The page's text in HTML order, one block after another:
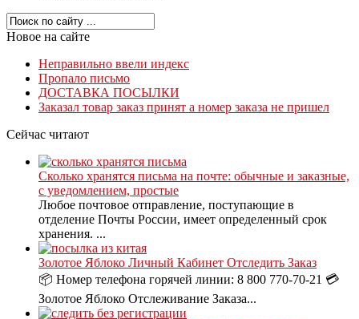
Новое на сайте
Неправильно ввели индекс
Пропало письмо
ДОСТАВКА ПОСЫЛКИ
Заказал товар заказ принят а номер заказа не пришел
Сейчас читают
Сколько хранятся письма на почте: обычные и заказные,
с уведомлением, простые
Любое почтовое отправление, поступающие в
отделение Почты России, имеет определенный срок
хранения. ...
Золотое Яблоко Личный Кабинет Отследить Заказ
📦 Номер телефона горячей линии: 8 800 770-70-21 💳
Золотое Яблоко Отслеживание Заказа...